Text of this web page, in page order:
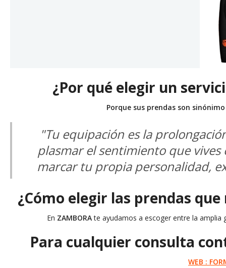
¿Por qué elegir un
Porque sus prendas son
"Tu equipación es la
plasmar el sentimiento que
marcar tu propia personalidad,
¿Cómo elegir las prendas
En ZAMBORAte ayudamos a escoger entre la
Para cualquier consulta
WEB :